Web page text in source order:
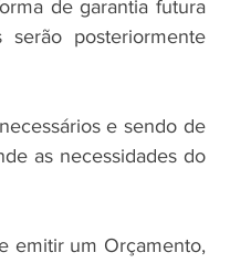
de garantia futura
posteriormente
e sendo de
as necessidades do
emitir um Orçamento,